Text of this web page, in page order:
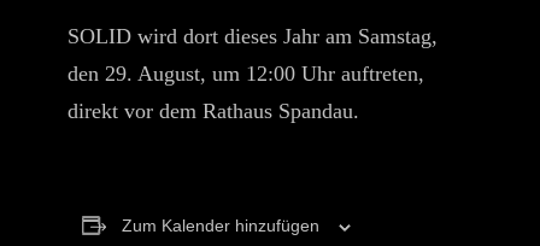
SOLID wird dort dieses Jahr am Samstag,
den 29. August, um 12:00 Uhr auftreten,
direkt vor dem Rathaus Spandau.
Zum Kalender hinzufügen